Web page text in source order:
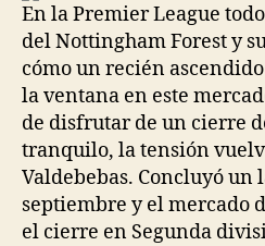
En la Premier League
del Nottingham Forest y
cómo un recién
la ventana en este
de disfrutar de un cierre
tranquilo, la tensión
Valdebebas. Concluyó un
septiembre y el mercado
el cierre en Segunda